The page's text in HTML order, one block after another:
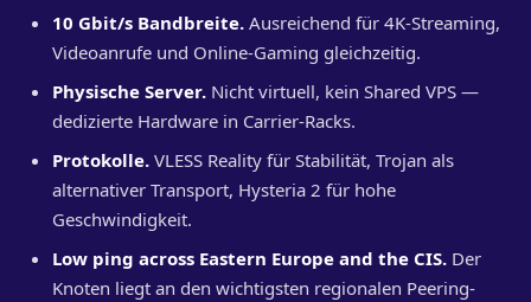
10 Gbit/s Bandbreite. Ausreichend für 4K-Streaming,
Videoanrufe und Online-Gaming gleichzeitig.
Physische Server. Nicht virtuell, kein Shared VPS —
dedizierte Hardware in Carrier-Racks.
Protokolle. VLESS Reality für Stabilität, Trojan als
alternativer Transport, Hysteria 2 für hohe
Geschwindigkeit.
Low ping across Eastern Europe and the CIS. Der
Knoten liegt an den wichtigsten regionalen Peering-